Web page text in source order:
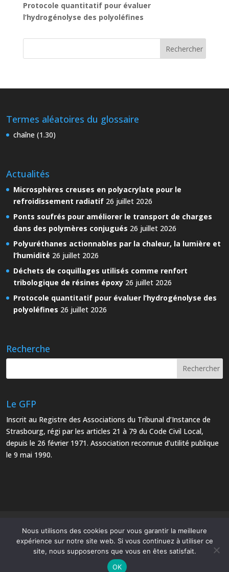
Protocole quantitatif pour évaluer
l’hydrogénolyse des polyoléfines
Termes aléatoires du glossaire
chaîne (1.30)
Actualités
Microsphères creuses en polyacrylate pour le
refroidissement radiatif 26 juillet 2026
Ponts soufrés pour améliorer le transport de charges
dans des polymères conjugués 26 juillet 2026
Polyuréthanes actionnables par la chaleur, la lumière et
l’humidité 26 juillet 2026
Déchets de coquillages utilisés comme renfort
tribologique de résines époxy 26 juillet 2026
Protocole quantitatif pour évaluer l’hydrogénolyse des
polyoléfines 26 juillet 2026
Recherche
Le GFP
Inscrit au Registre des Associations du Tribunal d’Instance de
Strasbourg, régi par les articles 21 à 79 du Code Civil Local,
depuis le 26 février 1971. Association reconnue d’utilité publique
le 9 mai 1990.
Le Groupe Français d’Études et d’Applications des Polymères
Nous utilisons des cookies pour vous garantir la meilleure
expérience sur notre site web. Si vous continuez à utiliser ce
site, nous supposerons que vous en êtes satisfait.
OK